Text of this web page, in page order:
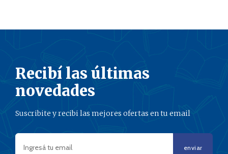
Recibí las últimas
novedades
Suscribite y recibi las mejores ofertas en tu email
enviar